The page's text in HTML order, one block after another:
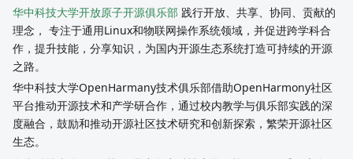
华中科技大学开放原子开源俱乐部 践行开放、共享、协同、贡献的
理念， 专注于通用Linux和物联网操作系统领域，并促进跨学科合
作，提升技能，分享知识，为国内开源生态系统打造可持续的开源
之路。
华中科技大学OpenHarmany技术俱乐部借助OpenHarmony社区
平台推动开源技术和产学研合作，通过校内教学与俱乐部实践的深
度融合，鼓励和推动开源社区技术研究和创新探索，繁荣开源社区
生态。